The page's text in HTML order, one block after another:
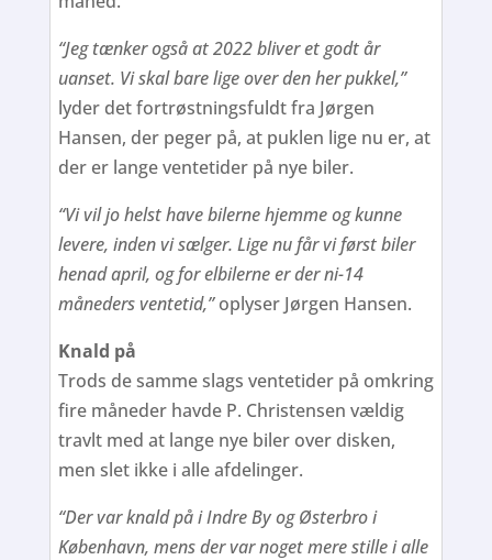
“Jeg tænker også at 2022 bliver et godt år
uanset. Vi skal bare lige over den her pukkel,”
lyder det fortrøstningsfuldt fra Jørgen
Hansen, der peger på, at puklen lige nu er, at
der er lange ventetider på nye biler.
“Vi vil jo helst have bilerne hjemme og kunne
levere, inden vi sælger. Lige nu får vi først biler
henad april, og for elbilerne er der ni-14
måneders ventetid,”oplyser Jørgen Hansen.
Knald på
Trods de samme slags ventetider på omkring
fire måneder havde P. Christensen vældig
travlt med at lange nye biler over disken,
men slet ikke i alle afdelinger.
“Der var knald på i Indre By og Østerbro i
København, mens der var noget mere stille i alle